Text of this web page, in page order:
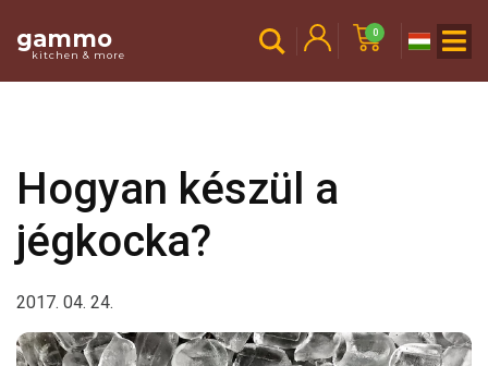
gammo
kitchen & more
0
Hogyan készül a
jégkocka?
2017. 04. 24.